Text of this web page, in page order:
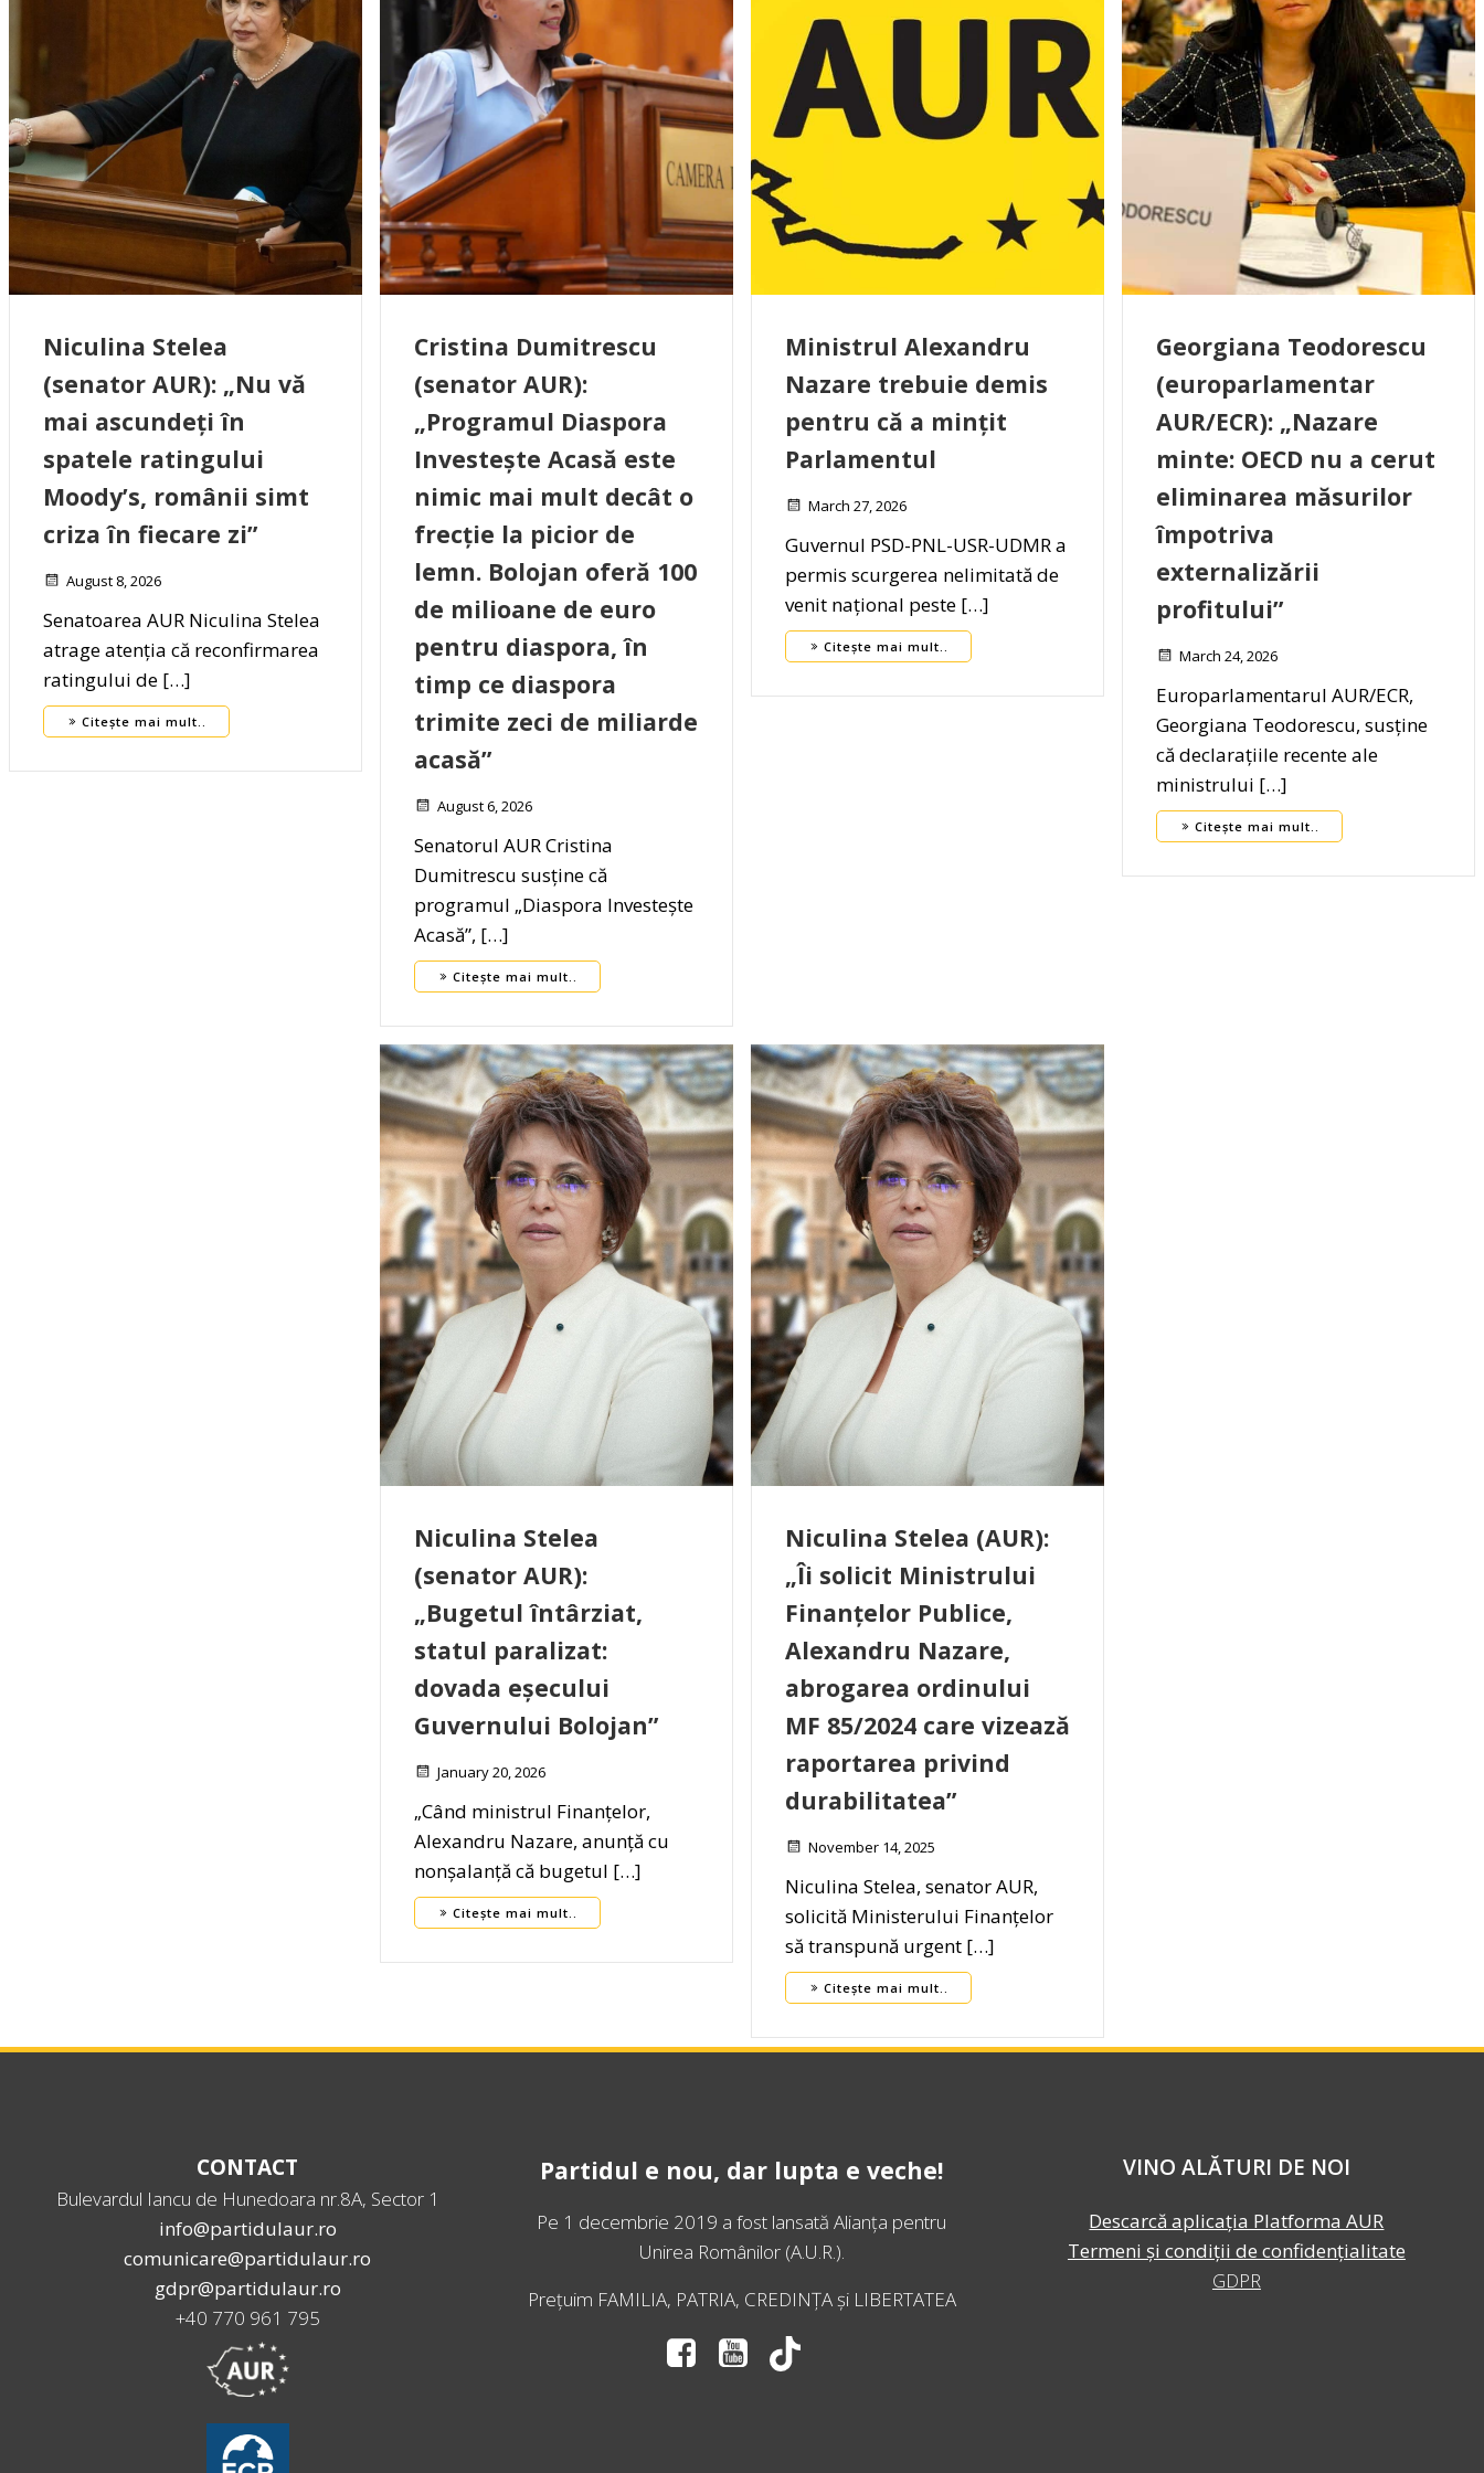
Niculina Stelea
(senator AUR): „Nu vă
mai ascundeți în
spatele ratingului
Moody’s, românii simt
criza în fiecare zi”
August 8, 2026
Senatoarea AUR Niculina Stelea
atrage atenția că reconfirmarea
ratingului de […]
Citește mai mult..
Cristina Dumitrescu
(senator AUR):
„Programul Diaspora
Investește Acasă este
nimic mai mult decât o
frecție la picior de
lemn. Bolojan oferă 100
de milioane de euro
pentru diaspora, în
timp ce diaspora
trimite zeci de miliarde
acasă”
August 6, 2026
Senatorul AUR Cristina
Dumitrescu susține că
programul „Diaspora Investește
Acasă”, […]
Citește mai mult..
Ministrul Alexandru
Nazare trebuie demis
pentru că a mințit
Parlamentul
March 27, 2026
Guvernul PSD-PNL-USR-UDMR a
permis scurgerea nelimitată de
venit național peste […]
Citește mai mult..
Georgiana Teodorescu
(europarlamentar
AUR/ECR): „Nazare
minte: OECD nu a cerut
eliminarea măsurilor
împotriva
externalizării
profitului”
March 24, 2026
Europarlamentarul AUR/ECR,
Georgiana Teodorescu, susține
că declarațiile recente ale
ministrului […]
Citește mai mult..
Niculina Stelea
(senator AUR):
„Bugetul întârziat,
statul paralizat:
dovada eșecului
Guvernului Bolojan”
January 20, 2026
„Când ministrul Finanțelor,
Alexandru Nazare, anunță cu
nonșalanță că bugetul […]
Citește mai mult..
Niculina Stelea (AUR):
„Îi solicit Ministrului
Finanțelor Publice,
Alexandru Nazare,
abrogarea ordinului
MF 85/2024 care vizează
raportarea privind
durabilitatea”
November 14, 2025
Niculina Stelea, senator AUR,
solicită Ministerului Finanțelor
să transpună urgent […]
Citește mai mult..
CONTACT
Bulevardul Iancu de Hunedoara nr.8A, Sector 1
info@partidulaur.ro
comunicare@partidulaur.ro
gdpr@partidulaur.ro
+40 770 961 795
Partidul e nou, dar lupta e veche!
Pe 1 decembrie 2019 a fost lansatăAlianța pentru
Unirea Românilor(A.U.R.).
Prețuim FAMILIA, PATRIA, CREDINȚA și LIBERTATEA
VINO ALĂTURI DE NOI
Descarcă aplicația Platforma AUR
Termeni și condiții de confidențialitate
GDPR